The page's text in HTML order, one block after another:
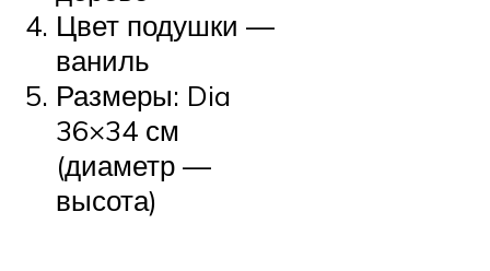
Цвет подушки —
ваниль
Размеры: Dia
36×34 см
(диаметр —
высота)